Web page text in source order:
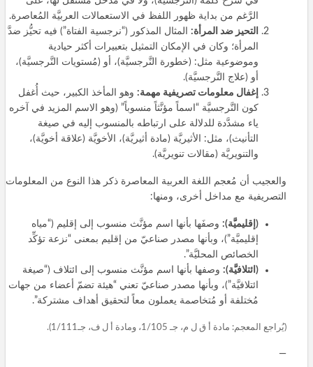
الرَّغم من بداية ظهور اللفظ في الاستعمالات العربيَّة المُعاصرة.
التحيز ضد المرأة: المثال المذكور (“نرجسية الفتاة”) فيه تحيُّز ضدَّ
المرأة؛ وكان في الإمكان التمثيل بتعبيرات أكثر حيادية
وموضوعية مثل: (خطورة النَّرجسيَّة)، أو (مُستويات النَّرجسيَّة)،
أو (علاج النَّرجسيَّة).
إغفال معلومات تصريفية مهمة: وهو المأخذ الكبير، حيث أُغفل
كون النَّرجسيَّة “اسماً مؤنَّثاً منسوباً” (وهو الاسم المزيد في آخره
ياء مشدَّدة للدلالة على ارتباطه بالمنسوب إليه في صيغة
التأنيث)، مثل: الأثيريَّة (مادة أثيريَّة)، الأخويَّة (علاقة أخويَّة)،
والتنويريَّة (مقالات تنويريَّة).
والعجيب أن مُعجم اللغة العربية المعاصرة ذكر هذا النوع من المعلومات
التصريفية مع مداخل أخرى، ومنها:
(إقليميَّة): وصفَها بأنها اسم مؤنَّث منسوب إلى إقليم (“مياه
إقليميَّة”)، وبأنها مصدر صناعيّ من إقليم بمعنى “نزعة تؤكِّد
الخصائص المحليَّة”.
(ائتلافيَّة): وصفها بأنها اسم مؤنَّث منسوب إلى ائتلاف (“صيغة
ائتلافيَّة”)، وبأنها مصدر صناعيّ تعني “هيئة تضمّ أعضاء من جهات
مُختلفة أو مُتخاصمة يعملون معاً لتحقيق أهداف مشتركة”.
(يُراجع المعجم: مادة أ ق ل م، جـ 1/105، ومادة أ ل ف، جـ1/111).
—